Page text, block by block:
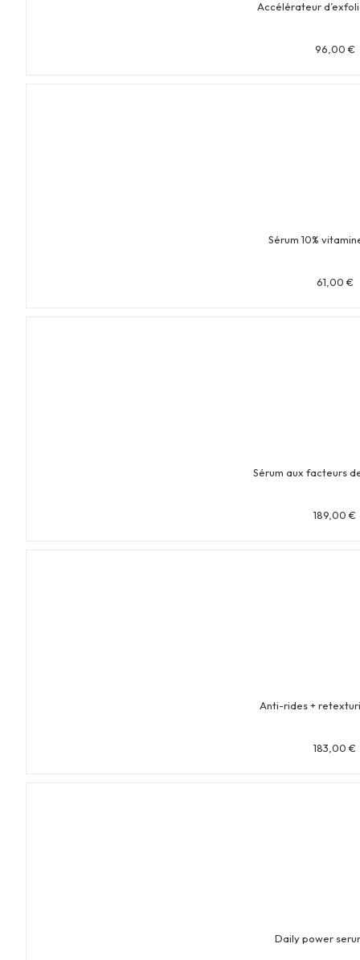
Accélérateur
96,00 €
Sérum 10%
61,00 €
Sérum aux facteurs
189,00€
Anti-rides +
183,00€
Daily power